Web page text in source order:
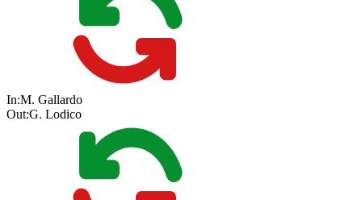
In:M. Gallardo
Out:G. Lodico